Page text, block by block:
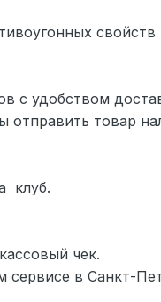
с удобством
отправить товар
клуб.
чек.
в Санкт-